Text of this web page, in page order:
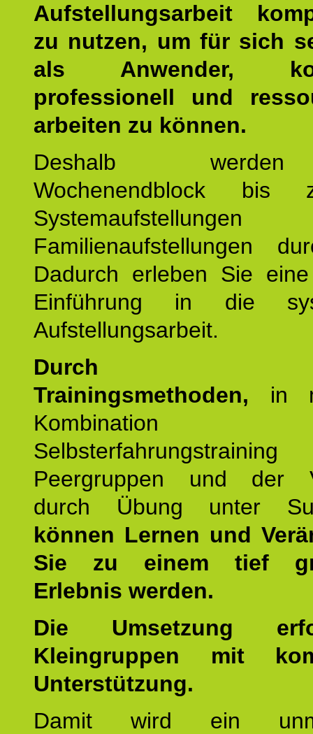
Aufstellungsarbeit
zu nutzen, um für sich
als Anwender,
professionell und
arbeiten zu können.
Deshalb
Wochenendblock bis
Familienaufstellungen
Dadurch erleben Sie
Einführung in die
Aufstellungsarbeit.
Durch
Trainingsmethoden, in
Peergruppen und der
durch Übung unter
können Lernen und
Sie zu einem tief
Erlebnis werden.
Die Umsetzung
Kleingruppen mit
Unterstützung.
Damit wird ein